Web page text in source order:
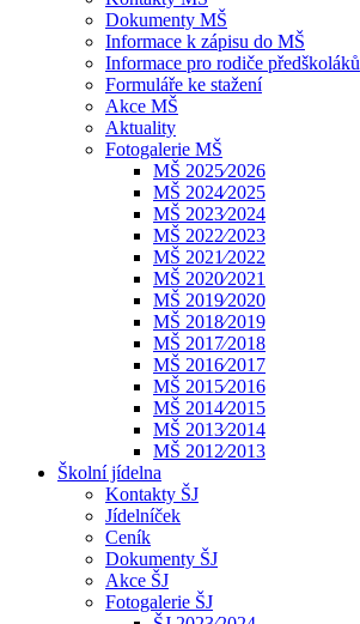
Dokumenty MŠ
Informace k zápisu do MŠ
Informace pro rodiče předškoláků
Formuláře ke stažení
Akce MŠ
Aktuality
Fotogalerie MŠ
MŠ 2025⁄2026
MŠ 2024⁄2025
MŠ 2023⁄2024
MŠ 2022⁄2023
MŠ 2021⁄2022
MŠ 2020⁄2021
MŠ 2019⁄2020
MŠ 2018⁄2019
MŠ 2017⁄2018
MŠ 2016⁄2017
MŠ 2015⁄2016
MŠ 2014⁄2015
MŠ 2013⁄2014
MŠ 2012⁄2013
Školní jídelna
Kontakty ŠJ
Jídelníček
Ceník
Dokumenty ŠJ
Akce ŠJ
Fotogalerie ŠJ